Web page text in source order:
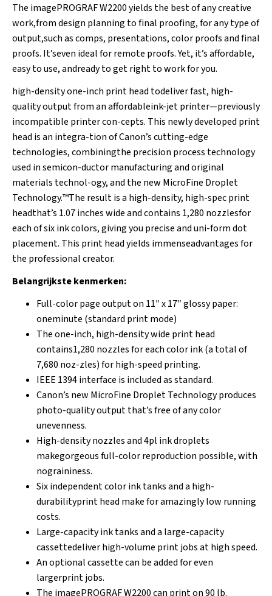
The imagePROGRAF W2200 yields the best of any creative
work,from design planning to final proofing, for any type of
output,such as comps, presentations, color proofs and final
proofs. It’seven ideal for remote proofs. Yet, it’s affordable,
easy to use, andready to get right to work for you.
high-density one-inch print head todeliver fast, high-
quality output from an affordableink-jet printer—previously
incompatible printer con-cepts. This newly developed print
head is an integra-tion of Canon’s cutting-edge
technologies, combiningthe precision process technology
used in semicon-ductor manufacturing and original
materials technol-ogy, and the new MicroFine Droplet
Technology.™The result is a high-density, high-spec print
headthat’s 1.07 inches wide and contains 1,280 nozzlesfor
each of six ink colors, giving you precise and uni-form dot
placement. This print head yields immenseadvantages for
the professional creator.
Belangrijkste kenmerken:
Full-color page output on 11″ x 17″ glossy paper:
oneminute (standard print mode)
The one-inch, high-density wide print head
contains1,280 nozzles for each color ink (a total of
7,680 noz-zles) for high-speed printing.
IEEE 1394 interface is included as standard.
Canon’s new MicroFine Droplet Technology produces
photo-quality output that’s free of any color
unevenness.
High-density nozzles and 4pl ink droplets
makegorgeous full-color reproduction possible, with
nograininess.
Six independent color ink tanks and a high-
durabilityprint head make for amazingly low running
costs.
Large-capacity ink tanks and a large-capacity
cassettedeliver high-volume print jobs at high speed.
An optional cassette can be added for even
largerprint jobs.
The imagePROGRAF W2200 can print on 90 lb.